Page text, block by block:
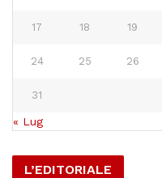
17 18 19
24 25 26
31
« Lug
L’EDITORIALE